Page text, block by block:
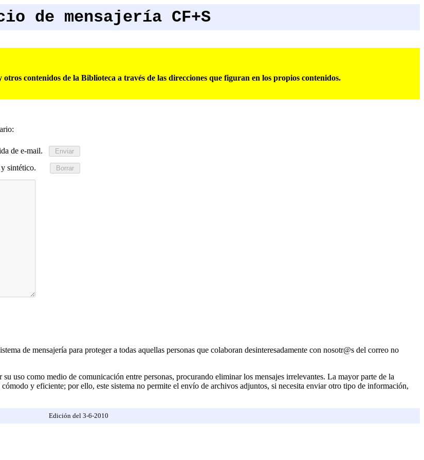
de mensajería CF+S
contenidos de la Biblioteca a través de las direcciones que figuran en los propios contenidos.
de e-mail.
sintético.
de mensajería para proteger a todas aquellas personas que colaboran desinteresadamente con nosotr@s del correo no
uso como medio de comunicación entre personas, procurando eliminar los mensajes irrelevantes. La mayor parte de la
y eficiente; por ello, este sistema no permite el envío de archivos adjuntos, si necesita enviar otro tipo de información,
Edición del 3-6-2010